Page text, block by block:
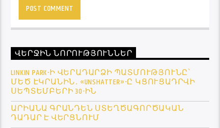
ՎԵՐՋԻՆ ՆՈՐՈՒԹՅՈՒՆՆԵՐ
LINKIN PARK-Ի ՎԵՐԱԴԱՐՁԻ ՊԱՏՄՈՒԹՅՈՒՆԸ՝
ՄԵԾ ԷԿՐԱՆԻՆ․ «UNSHATTER»-Ը ԿՑՈՒՑԱԴՐՎԻ
ՍԵՊՏԵՄԲԵՐԻ 30-ԻՆ
ԱՐԻԱՆԱ ԳՐԱՆԴԵՆ ՍՏԵՂԾԱԳՈՐԾԱԿԱՆ
ԴԱԴԱՐ Է ՎԵՐՑՆՈՒՄ